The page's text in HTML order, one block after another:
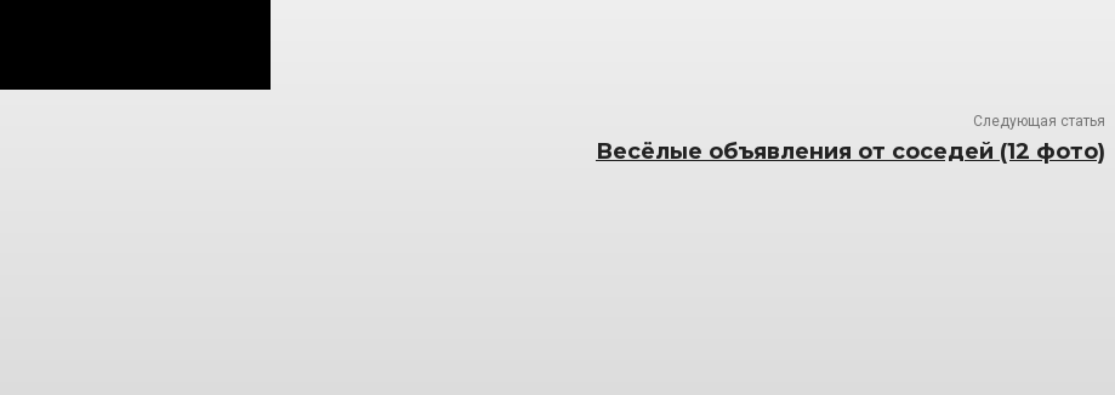
Следующая статья
Весёлые объявления от соседей (12 фото)